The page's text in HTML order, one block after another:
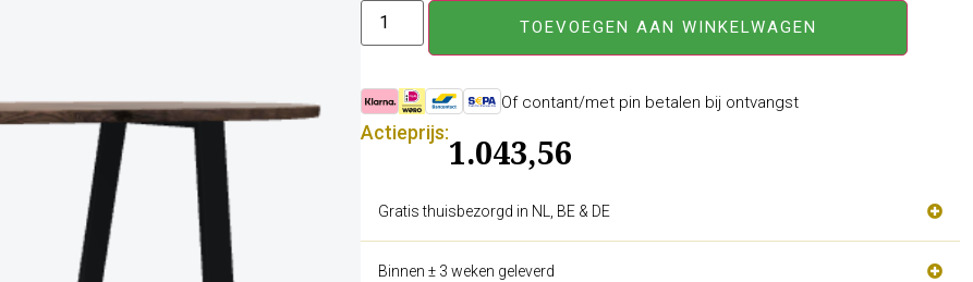
TOEVOEGEN AAN WINKELWAGEN
Of contant/met pin betalen bij ontvangst
Actieprijs:
1.043,56
Gratis thuisbezorgd in NL, BE & DE
Binnen ± 3 weken geleverd